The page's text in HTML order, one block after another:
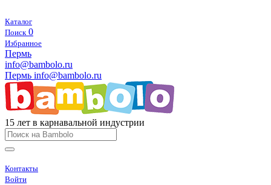
Каталог
Поиск 0
Избранное
Пермь
info@bambolo.ru
Пермь info@bambolo.ru
15 лет в карнавальной индустрии
Контакты
Войти